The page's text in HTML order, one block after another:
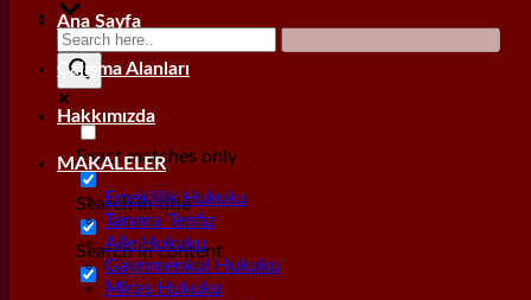
Exact matches only
Search in title
Search in content
Ana Sayfa
Çalışma Alanları
Hakkımızda
MAKALELER
Emeklilik Hukuku
Tanıma Tenfiz
Aile Hukuku
Gayrımenkul Hukuku
Miras Hukuku